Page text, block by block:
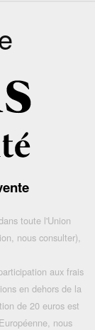
toute l'Union
nous consulter),
aux frais
en dehors de la
de 20 euros est
nous